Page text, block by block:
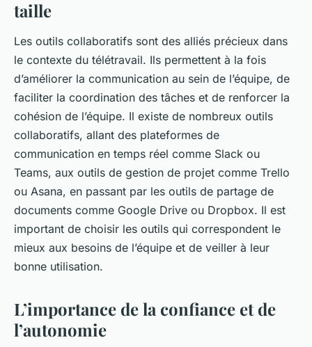
taille
Les outils collaboratifs sont des alliés précieux dans
le contexte du télétravail. Ils permettent à la fois
d’améliorer la communication au sein de l’équipe, de
faciliter la coordination des tâches et de renforcer la
cohésion de l’équipe. Il existe de nombreux outils
collaboratifs, allant des plateformes de
communication en temps réel comme Slack ou
Teams, aux outils de gestion de projet comme Trello
ou Asana, en passant par les outils de partage de
documents comme Google Drive ou Dropbox. Il est
important de choisir les outils qui correspondent le
mieux aux besoins de l’équipe et de veiller à leur
bonne utilisation.
L’importance de la confiance et de
l’autonomie